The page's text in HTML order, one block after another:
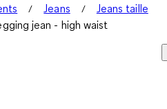
Jeans
Jeans taille
jean - high waist